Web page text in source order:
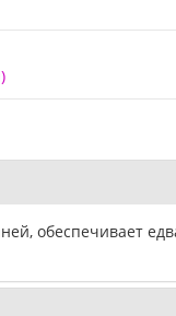
обеспечивает